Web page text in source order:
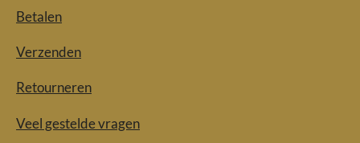
Betalen
Verzenden
Retourneren
Veel gestelde vragen